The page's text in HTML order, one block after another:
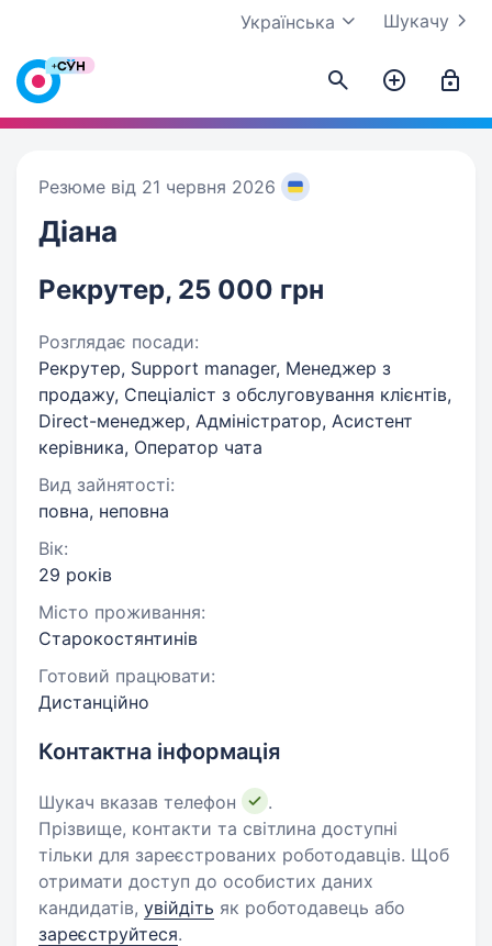
Шукачу
Українська
Резюме від 21 червня 2026
Діана
Рекрутер, 25 000 грн
Розглядає посади:
Рекрутер, Support manager, Менеджер з
продажу, Спеціаліст з обслуговування клієнтів,
Direct-менеджер, Адміністратор, Асистент
керівника, Оператор чата
Вид зайнятості:
повна, неповна
Вік:
29 років
Місто проживання:
Старокостянтинів
Готовий працювати:
Дистанційно
Контактна інформація
Шукач вказав телефон
.
Прізвище, контакти та світлина доступні
тільки для зареєстрованих роботодавців. Щоб
отримати доступ до особистих даних
кандидатів, увійдіть як роботодавець або
зареєструйтеся.